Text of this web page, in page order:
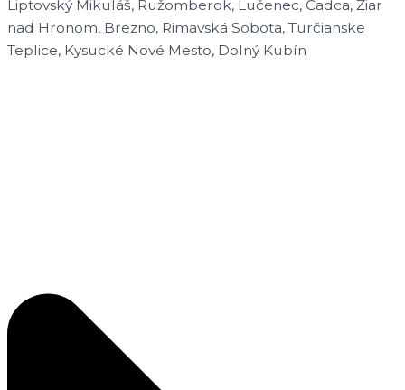
Liptovský Mikuláš, Ružomberok, Lučenec, Čadca, Žiar
nad Hronom, Brezno, Rimavská Sobota, Turčianske
Teplice, Kysucké Nové Mesto, Dolný Kubín